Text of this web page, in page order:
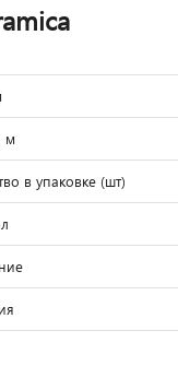
м
в упаковке (шт)